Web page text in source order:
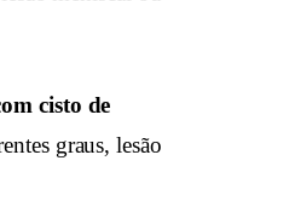
cisto de
graus, lesão